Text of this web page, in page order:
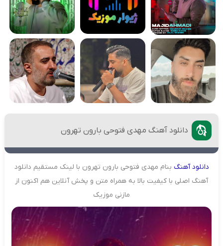
دانلود آهنگ مهدی فتوحی بارون تهرون
دانلودآهنگ بنام مهدی فتوحی بارون تهرون با لینک مستقیم دانلود
آهنگ اصلی با کیفیت بالا به همراه متن و پخش آنلاین هم اکنون از
مازنی موزیک